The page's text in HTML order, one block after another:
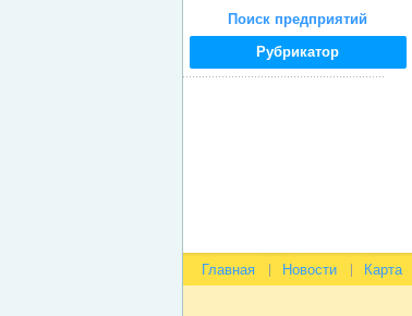
Поиск предприятий
Рубрикатор
Главная Новости Карта